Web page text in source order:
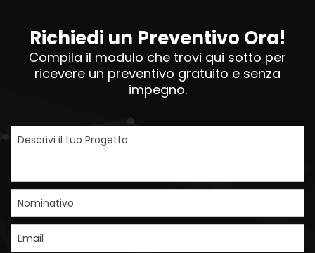
Richiedi un Preventivo Ora!
Compila il modulo che trovi qui sotto per
ricevere un preventivo gratuito e senza
impegno.
Descrivi il tuo Progetto
Nominativo
Email